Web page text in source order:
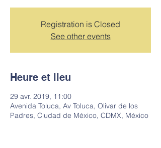
Registration is Closed
See other events
Heure et lieu
29 avr. 2019, 11:00
Avenida Toluca, Av Toluca, Olivar de los
Padres, Ciudad de México, CDMX, México